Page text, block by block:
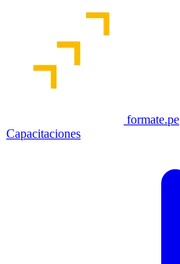
formate.pe
Capacitaciones